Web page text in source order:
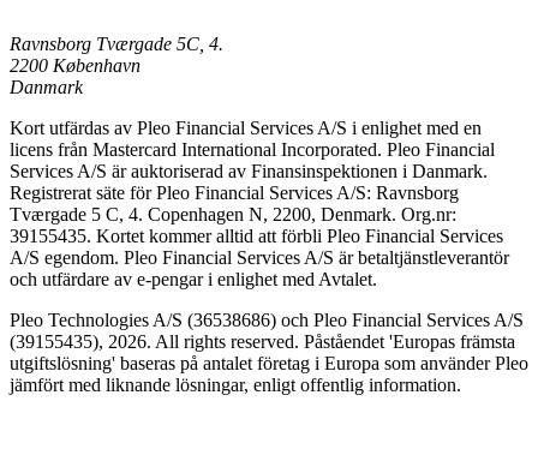
Ravnsborg Tværgade 5C, 4.
2200 København
Danmark
Kort utfärdas av Pleo Financial Services A/S i enlighet med en
licens från Mastercard International Incorporated. Pleo Financial
Services A/S är auktoriserad av Finansinspektionen i Danmark.
Registrerat säte för Pleo Financial Services A/S: Ravnsborg
Tværgade 5 C, 4. Copenhagen N, 2200, Denmark. Org.nr:
39155435. Kortet kommer alltid att förbli Pleo Financial Services
A/S egendom. Pleo Financial Services A/S är betaltjänstleverantör
och utfärdare av e-pengar i enlighet med Avtalet.
Pleo Technologies A/S (36538686) och Pleo Financial Services A/S
(39155435), 2026. All rights reserved. Påståendet 'Europas främsta
utgiftslösning' baseras på antalet företag i Europa som använder Pleo
jämfört med liknande lösningar, enligt offentlig information.